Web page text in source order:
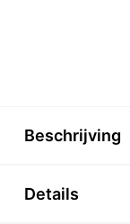
Beschrijving
Details